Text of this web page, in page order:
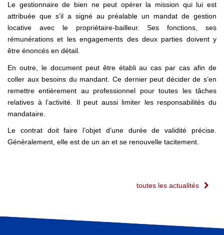
Le gestionnaire de bien ne peut opérer la mission qui lui est
attribuée que s’il a signé au préalable un mandat de gestion
locative avec le propriétaire-bailleur. Ses fonctions, ses
rémunérations et les engagements des deux parties doivent y
être énoncés en détail.
En outre, le document peut être établi au cas par cas afin de
coller aux besoins du mandant. Ce dernier peut décider de s’en
remettre entièrement au professionnel pour toutes les tâches
relatives à l’activité. Il peut aussi limiter les responsabilités du
mandataire.
Le contrat doit faire l’objet d’une durée de validité précise.
Généralement, elle est de un an et se renouvelle tacitement.
toutes les actualités